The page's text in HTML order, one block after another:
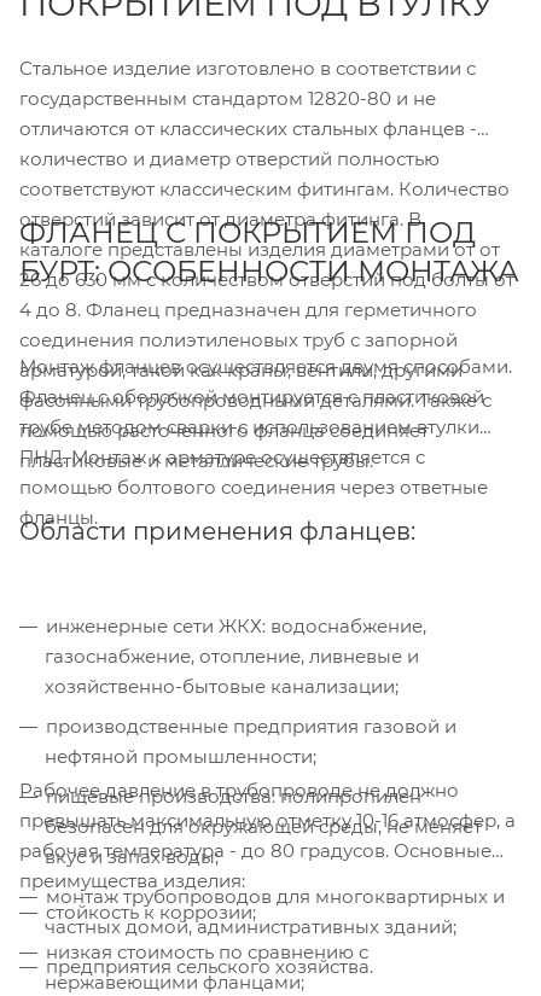
Стальное изделие изготовлено в соответствии с
государственным стандартом 12820-80 и не
отличаются от классических стальных фланцев -
количество и диаметр отверстий полностью
соответствуют классическим фитингам. Количество
отверстий зависит от диаметра фитинга. В
каталоге представлены изделия диаметрами от от
26 до 630 мм с количеством отверстий под болты от
4 до 8. Фланец предназначен для герметичного
соединения полиэтиленовых труб с запорной
арматурой, такой как краны, вентили, другими
фасонными трубопроводными деталями. Также с
помощью расточенного фланца соединяет
пластиковые и металлические трубы.
ФЛАНЕЦ С ПОКРЫТИЕМ ПОД
БУРТ: ОСОБЕННОСТИ МОНТАЖА
Монтаж фланцев осуществляется двумя способами.
Фланец с оболочкой монтируется с пластиковой
трубе методом сварки с использованием втулки
ПНД. Монтаж к арматуре осуществляется с
помощью болтового соединения через ответные
фланцы.
Области применения фланцев:
инженерные сети ЖКХ: водоснабжение,
газоснабжение, отопление, ливневые и
хозяйственно-бытовые канализации;
производственные предприятия газовой и
нефтяной промышленности;
пищевые производства: полипропилен
безопасен для окружающей среды, не меняет
вкус и запах воды;
монтаж трубопроводов для многоквартирных и
частных домой, административных зданий;
предприятия сельского хозяйства.
Рабочее давление в трубопроводе не должно
превышать максимальную отметку 10-16 атмосфер, а
рабочая температура - до 80 градусов. Основные
преимущества изделия:
стойкость к коррозии;
низкая стоимость по сравнению с
нержавеющими фланцами;